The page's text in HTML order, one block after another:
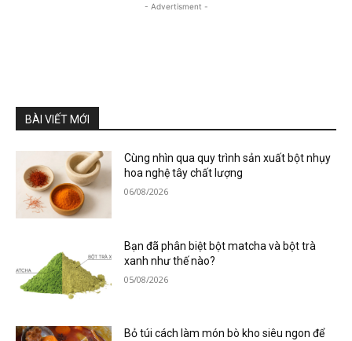
- Advertisment -
BÀI VIẾT MỚI
Cùng nhìn qua quy trình sản xuất bột nhụy
hoa nghệ tây chất lượng
06/08/2026
Bạn đã phân biệt bột matcha và bột trà
xanh như thế nào?
05/08/2026
Bỏ túi cách làm món bò kho siêu ngon để